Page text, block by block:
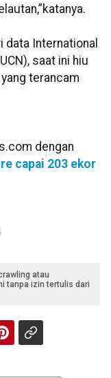
data International
saat ini hiu
terancam
dengan
capai 203 ekor
atau
tanpa izin tertulis dari